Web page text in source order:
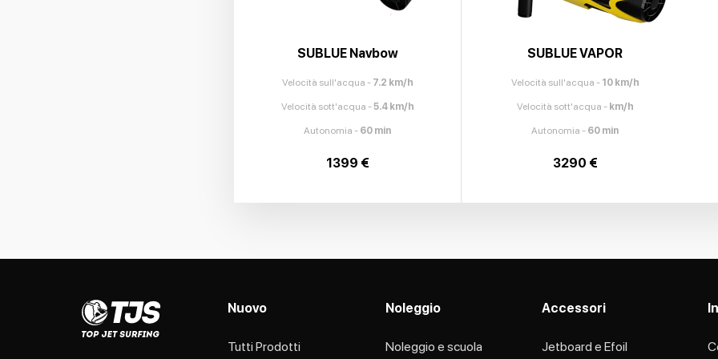
SUBLUE Navbow
Velocità sull'acqua - 7.2 km/h
Velocità sott'acqua -5.4 km/h
Autonomia - 60 min
1399 €
SUBLUE VAPOR
Velocità sull'acqua - 10 km/h
Velocità sott'acqua - km/h
Autonomia - 60 min
3290 €
Nuovo
Tutti Prodotti
Noleggio
Noleggio e scuola
Accessori
Jetboard e Efoil